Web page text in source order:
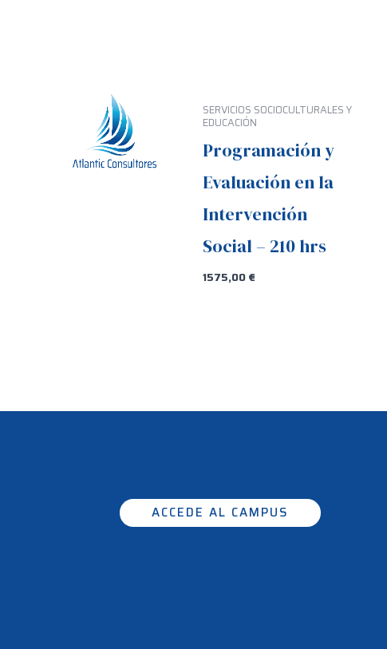
SERVICIOS SOCIOCULTURALES Y
EDUCACIÓN
Programación y
Evaluación en la
Intervención
Social – 210 hrs
1575,00€
ACCEDE AL CAMPUS